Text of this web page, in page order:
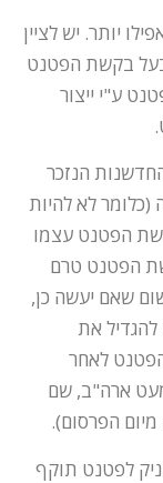
יותר. יש לציין
בקשת הפטנט
ע"י ייצור
הנזכר
לא להיות
הפטנט עצמו
הפטנט טרם
שאם יעשה כן,
להגדיל את
הפטנט לאחר
ארה"ב, שם
הפרסום).
לפטנט תוקף